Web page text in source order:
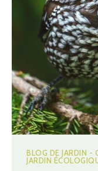
BLOG DE JARDIN -
JARDIN